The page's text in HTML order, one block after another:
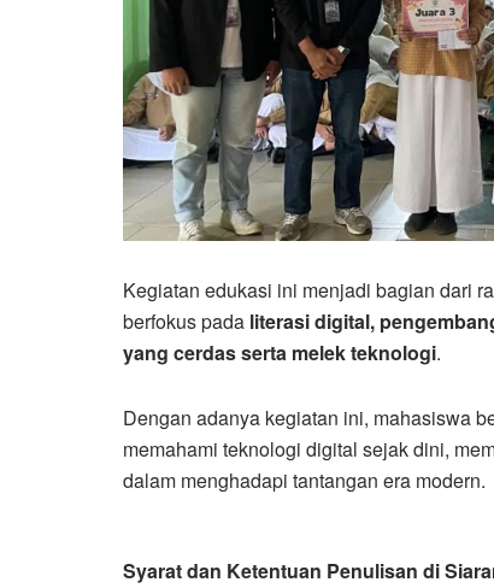
Kegiatan edukasi ini menjadi bagian dari
berfokus pada literasi digital,
yang cerdas serta melek teknologi.
Dengan adanya kegiatan ini, mahasiswa
memahami teknologi digital sejak dini,
dalam menghadapi tantangan era modern.
Syarat dan Ketentuan Penulisan di